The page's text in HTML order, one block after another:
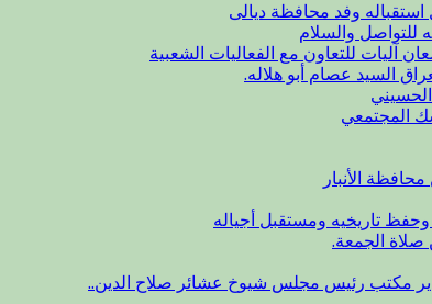
وفد محافظة ديالى
للتواصل والسلام
آليات للتعاون مع الفعاليات الشعبية
السيد عصام أبو هلاله.
المجتمعي
الأنبار
تاريخيه ومستقبل أجياله
صلاة الجمعة.
مكتب رئيس مجلس شيوخ عشائر صلاح الدين..